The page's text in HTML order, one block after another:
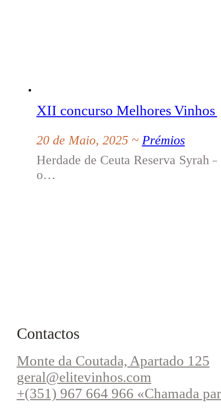
XII concurso Melhores Vinhos
20 de Maio, 2025 ~ Prémios
Herdade de Ceuta Reserva Syrah
o…
Contactos
Monte da Coutada, Apartado 125
geral@elitevinhos.com
+(351) 967 664 966 «Chamada